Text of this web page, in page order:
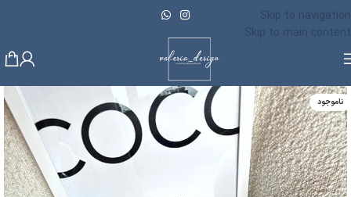
Skip to navigation
Skip to main content
ناموجود